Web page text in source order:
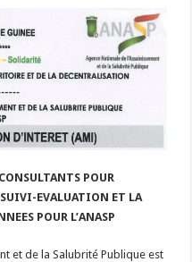
POUR
SUIVI-EVALUATION ET LA
POUR L’ANASP
et de la Salubrité Publique est